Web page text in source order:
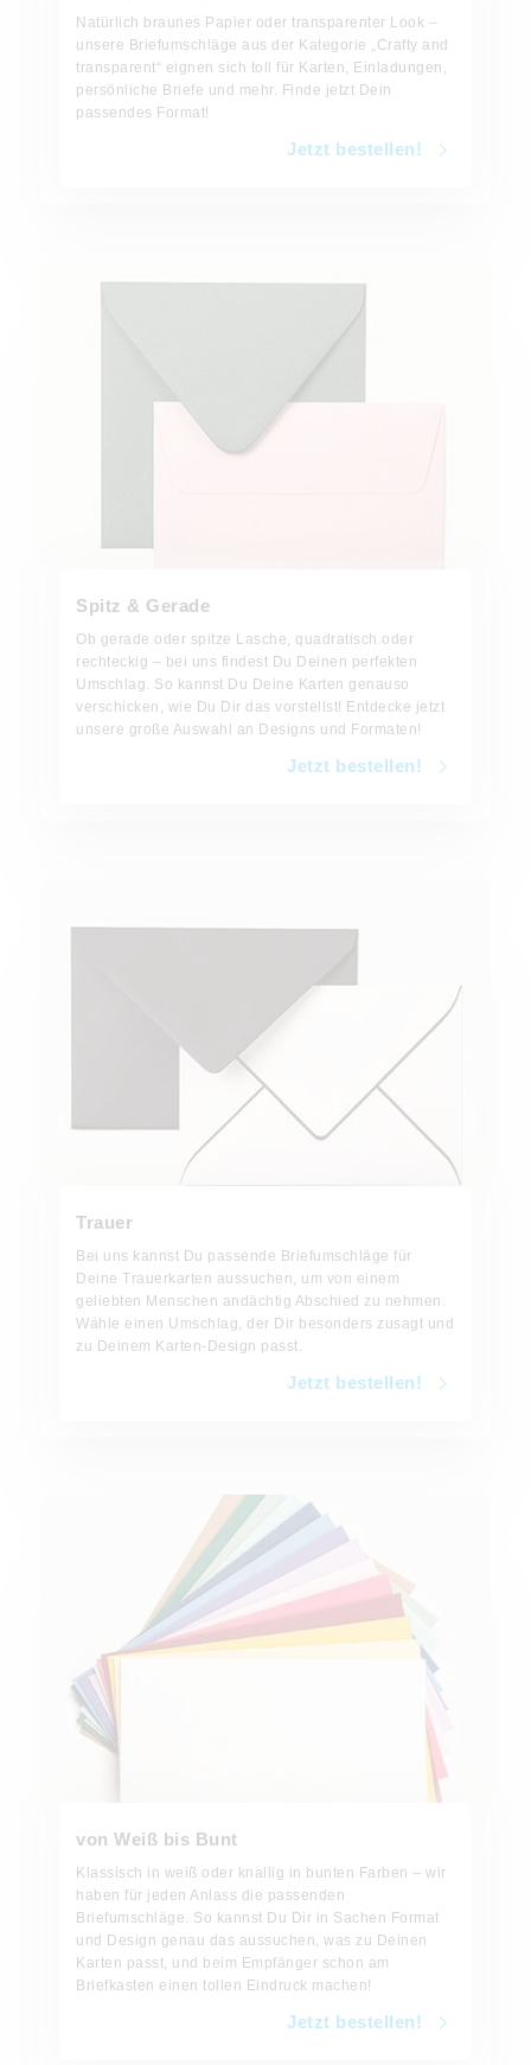
Natürlich braunes Papier oder transparenter Look –
unsere Briefumschläge aus der Kategorie „Crafty and
transparent“ eignen sich toll für Karten, Einladungen,
persönliche Briefe und mehr. Finde jetzt Dein
passendes Format!
Jetzt bestellen!
Spitz & Gerade
Ob gerade oder spitze Lasche, quadratisch oder
rechteckig – bei uns findest Du Deinen perfekten
Umschlag. So kannst Du Deine Karten genauso
verschicken, wie Du Dir das vorstellst! Entdecke jetzt
unsere große Auswahl an Designs und Formaten!
Jetzt bestellen!
Trauer
Bei uns kannst Du passende Briefumschläge für
Deine Trauerkarten aussuchen, um von einem
geliebten Menschen andächtig Abschied zu nehmen.
Wähle einen Umschlag, der Dir besonders zusagt und
zu Deinem Karten-Design passt.
Jetzt bestellen!
von Weiß bis Bunt
Klassisch in weiß oder knallig in bunten Farben – wir
haben für jeden Anlass die passenden
Briefumschläge. So kannst Du Dir in Sachen Format
und Design genau das aussuchen, was zu Deinen
Karten passt, und beim Empfänger schon am
Briefkasten einen tollen Eindruck machen!
Jetzt bestellen!